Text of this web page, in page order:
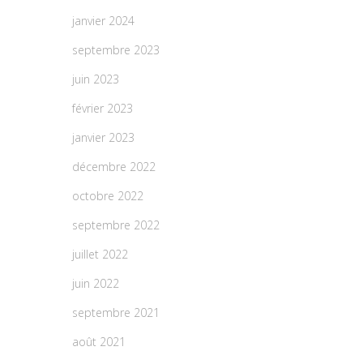
janvier 2024
septembre 2023
juin 2023
février 2023
janvier 2023
décembre 2022
octobre 2022
septembre 2022
juillet 2022
juin 2022
septembre 2021
août 2021